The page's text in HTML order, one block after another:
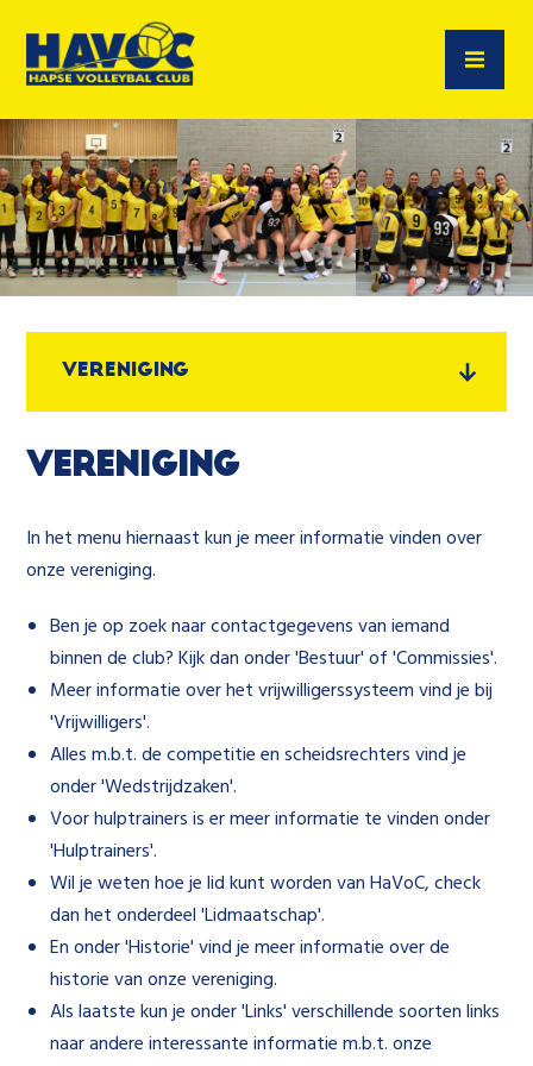
Vereniging
Vereniging
In het menu hiernaast kun je meer informatie vinden over
onze vereniging.
Ben je op zoek naar contactgegevens van iemand
binnen de club? Kijk dan onder 'Bestuur' of 'Commissies'.
Meer informatie over het vrijwilligerssysteem vind je bij
'Vrijwilligers'.
Alles m.b.t. de competitie en scheidsrechters vind je
onder 'Wedstrijdzaken'.
Voor hulptrainers is er meer informatie te vinden onder
'Hulptrainers'.
Wil je weten hoe je lid kunt worden van HaVoC, check
dan het onderdeel 'Lidmaatschap'.
En onder 'Historie' vind je meer informatie over de
historie van onze vereniging.
Als laatste kun je onder 'Links' verschillende soorten links
naar andere interessante informatie m.b.t. onze